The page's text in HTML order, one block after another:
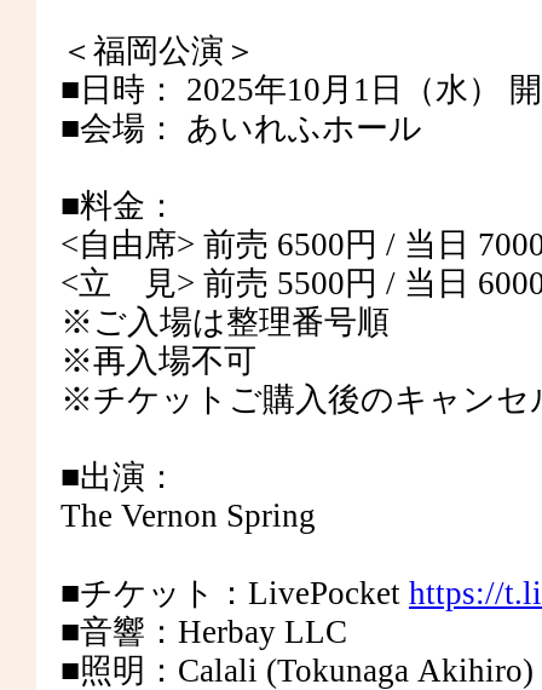
＜福岡公演＞
■日時： 2025年10月1日（水）
■会場： あいれふホール
■料金：
<自由席> 前売 6500円 / 当日
​​<立 見> 前売 5500円 / 当日
※⁣⁣⁣ご入場は整理番号順
※再入場不可
※チケットご購入後のキャンセ
■出演：
The Vernon Spring
■チケット：LivePocket https://
■音響：Herbay LLC
■照明：Calali (Tokunaga Akihiro)